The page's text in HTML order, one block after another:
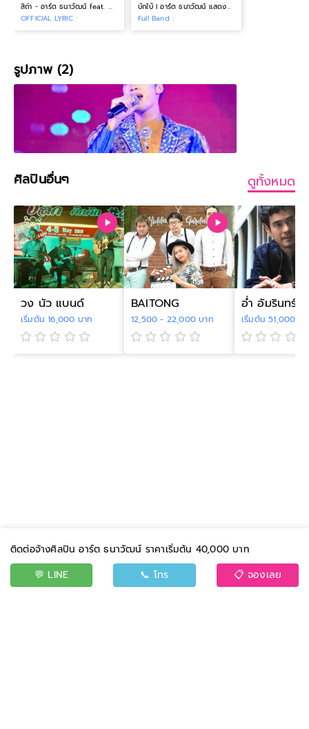
สิถ่า - อาร์ต ธนาวัฒน์ feat. พร จันทพร พอดีม่วน
OFFICIAL LYRIC :
บักใบ้ l อาร์ต ธนาวัฒน์ แสดงสด ณ งานทุ่งศรีเมืองอุดรธานี
Full Band :
รูปภาพ (2)
ศิลปินอื่นๆ ดูทั้งหมด
วง นัว แบนด์
เริ่มต้น 16,000 บาท
BAITONG
12,500 - 22,000 บาท
อ่ำ อัมรินทร์
เริ่มต้น 51,000 บ
ติดต่อจ้างศิลปิน อาร์ต ธนาวัฒน์ ราคาเริ่มต้น 40,000 บาท
💬 LINE
📞 โทร 📋 จองเลย